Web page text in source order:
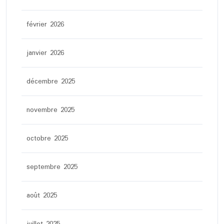
février 2026
janvier 2026
décembre 2025
novembre 2025
octobre 2025
septembre 2025
août 2025